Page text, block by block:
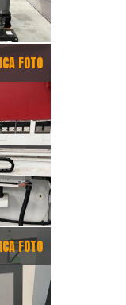
FOTO
FOTO